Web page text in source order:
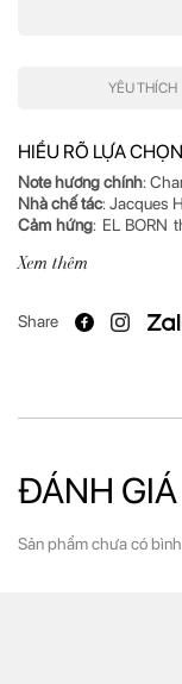
YÊU THÍCH
HIỂU RÕ LỰA
Note hương chính
Nhà chế tác
Cảm hứng: EL BORN
đá từ thời Trung cổ
Barcelona. Hoa và
Xem thêm
Share
ĐÁNH GIÁ
Sản phẩm chưa có